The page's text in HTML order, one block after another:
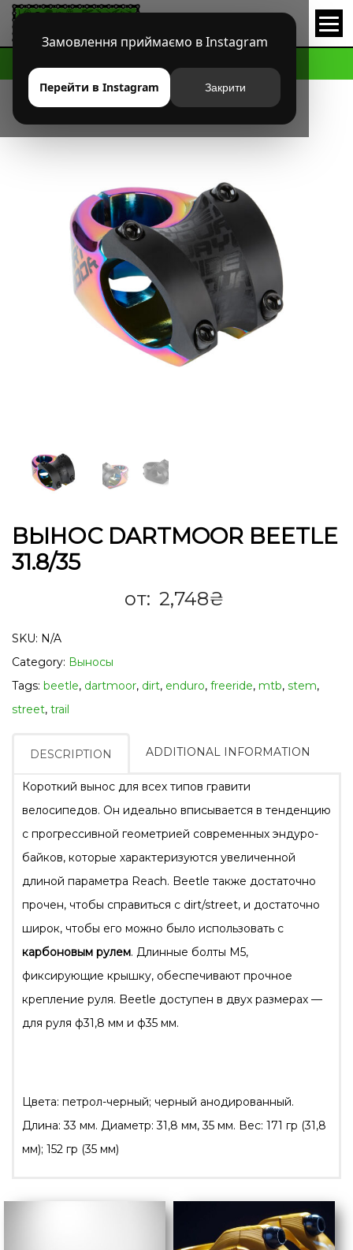
Замовлення приймаємо в Instagram
Перейти в Instagram Закрити
ВЫНОС DARTMOOR BEETLE
31.8/35
от: 2,748₴
SKU: N/A
Category: Выносы
Tags: beetle, dartmoor, dirt, enduro, freeride, mtb, stem,
street, trail
DESCRIPTION ADDITIONAL INFORMATION
Короткий вынос для всех типов гравити
велосипедов. Он идеально вписывается в тенденцию
с прогрессивной геометрией современных эндуро-
байков, которые характеризуются увеличенной
длиной параметра Reach. Beetle также достаточно
прочен, чтобы справиться с dirt/street, и достаточно
широк, чтобы его можно было использовать с
карбоновым рулем. Длинные болты M5,
фиксирующие крышку, обеспечивают прочное
крепление руля. Beetle доступен в двух размерах —
для руля ф31,8 мм и ф35 мм.
Цвета: петрол-черный; черный анодированный.
Длина: 33 мм. Диаметр: 31,8 мм, 35 ​​мм. Вес: 171 гр (31,8
мм); 152 гр (35 мм)